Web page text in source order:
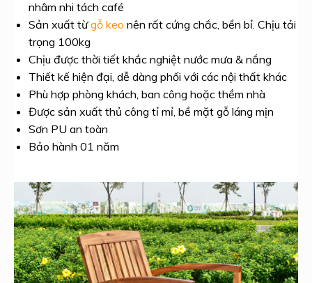
nhâm nhi tách café
Sản xuất từgỗ keo nên rất cứng chắc, bền bỉ. Chịu tải
trọng 100kg
Chịu được thời tiết khắc nghiệt nước mưa & nắng
Thiết kế hiện đại, dễ dàng phối với các nội thất khác
Phù hợp phòng khách, ban công hoặc thềm nhà
Được sản xuất thủ công tỉ mỉ, bề mặt gỗ láng mịn
Sơn PU an toàn
Bảo hành 01 năm